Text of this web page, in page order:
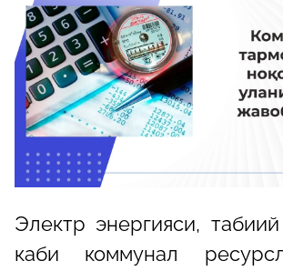
Электр энергияси,
каби коммунал